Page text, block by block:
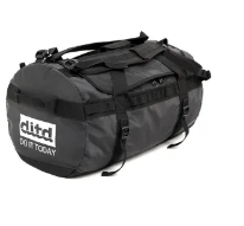
Les
options
peuvent
être
choisies
sur